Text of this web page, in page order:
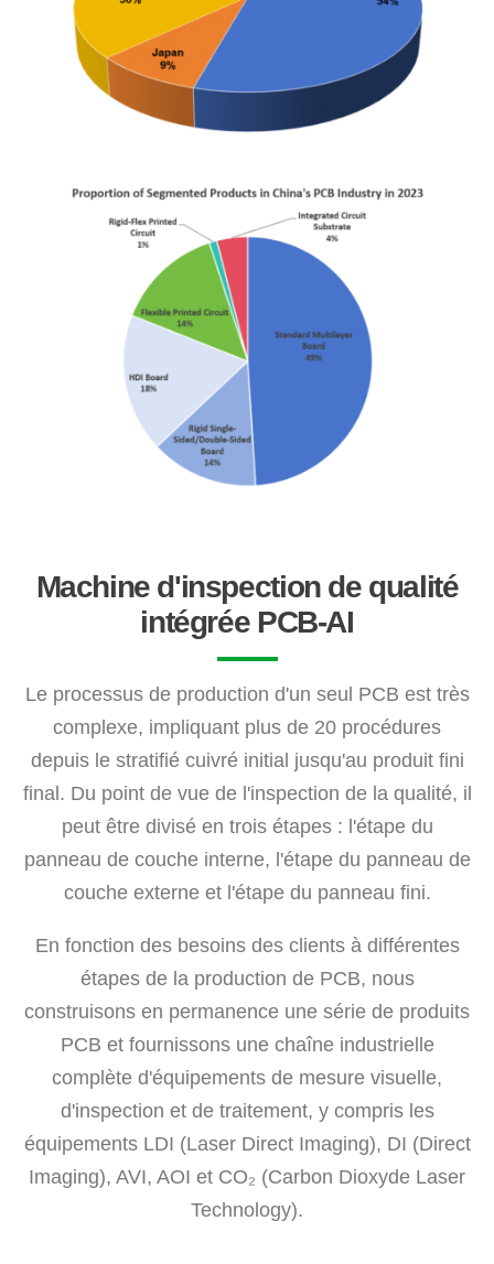
Machine d'inspection de qualité
intégrée PCB-AI
Le processus de production d'un seul PCB est très
complexe, impliquant plus de 20 procédures
depuis le stratifié cuivré initial jusqu'au produit fini
final. Du point de vue de l'inspection de la qualité, il
peut être divisé en trois étapes : l'étape du
panneau de couche interne, l'étape du panneau de
couche externe et l'étape du panneau fini.
En fonction des besoins des clients à différentes
étapes de la production de PCB, nous
construisons en permanence une série de produits
PCB et fournissons une chaîne industrielle
complète d'équipements de mesure visuelle,
d'inspection et de traitement, y compris les
équipements LDI (Laser Direct Imaging), DI (Direct
Imaging), AVI, AOI et CO₂ (Carbon Dioxyde Laser
Technology).